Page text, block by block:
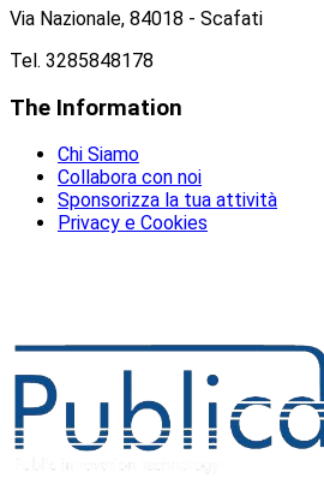
Via Nazionale, 84018 - Scafati
Tel. 3285848178
The Information
Chi Siamo
Collabora con noi
Sponsorizza la tua attività
Privacy e Cookies